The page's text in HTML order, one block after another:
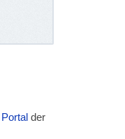
der